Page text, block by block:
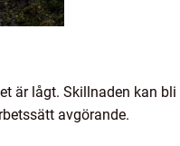
är lågt. Skillnaden kan
avgörande.